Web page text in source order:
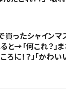
買ったシャインマ
ると→「何これ？
ろに！？」「かわ